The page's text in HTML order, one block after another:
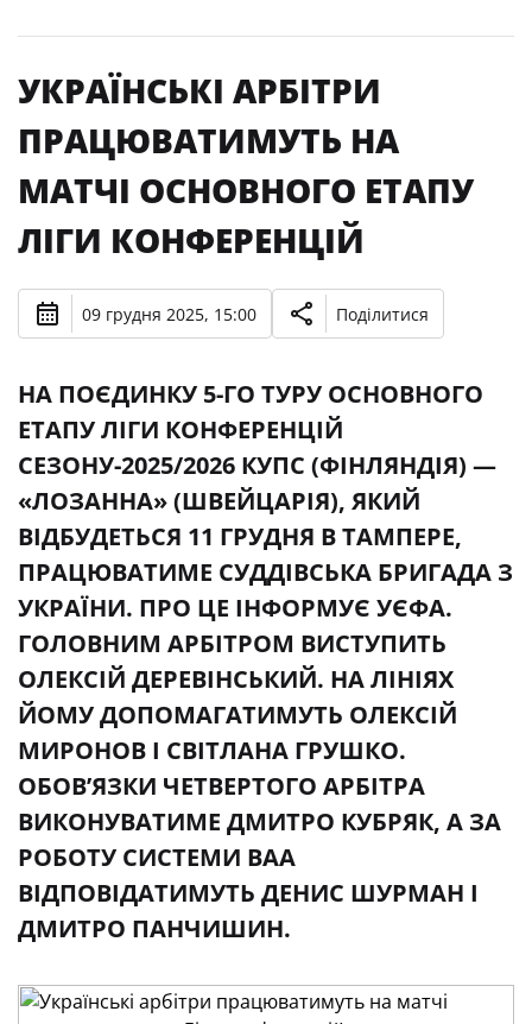
УКРАЇНСЬКІ АРБІТРИ
ПРАЦЮВАТИМУТЬ НА
МАТЧІ ОСНОВНОГО ЕТАПУ
ЛІГИ КОНФЕРЕНЦІЙ
09 грудня 2025, 15:00 Поділитися
НА ПОЄДИНКУ 5-ГО ТУРУ ОСНОВНОГО
ЕТАПУ ЛІГИ КОНФЕРЕНЦІЙ
СЕЗОНУ-2025/2026 КУПС (ФІНЛЯНДІЯ) —
«ЛОЗАННА» (ШВЕЙЦАРІЯ), ЯКИЙ
ВІДБУДЕТЬСЯ 11 ГРУДНЯ В ТАМПЕРЕ,
ПРАЦЮВАТИМЕ СУДДІВСЬКА БРИГАДА З
УКРАЇНИ. ПРО ЦЕ ІНФОРМУЄ УЄФА.
ГОЛОВНИМ АРБІТРОМ ВИСТУПИТЬ
ОЛЕКСІЙ ДЕРЕВІНСЬКИЙ. НА ЛІНІЯХ
ЙОМУ ДОПОМАГАТИМУТЬ ОЛЕКСІЙ
МИРОНОВ І СВІТЛАНА ГРУШКО.
ОБОВ’ЯЗКИ ЧЕТВЕРТОГО АРБІТРА
ВИКОНУВАТИМЕ ДМИТРО КУБРЯК, А ЗА
РОБОТУ СИСТЕМИ ВАА
ВІДПОВІДАТИМУТЬ ДЕНИС ШУРМАН І
ДМИТРО ПАНЧИШИН.